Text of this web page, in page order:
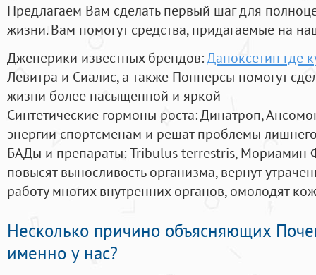
Предлагаем Вам сделать первый шаг для
жизни. Вам помогут средства, придагаемые на
Дженерики известных брендов:Дапоксетин где
Левитра и Сиалис, а также Попперсы помогут
жизни более насыщенной и яркой
Синтетические гормоны роста: Динатроп,
энергии спортсменам и решат проблемы
БАДы и препараты:Tribulus terrestris, Мориамин
повысят выносливость организма, вернут
работу многих внутренних органов, омолодят
Несколько причино объясняющих
именно у нас?